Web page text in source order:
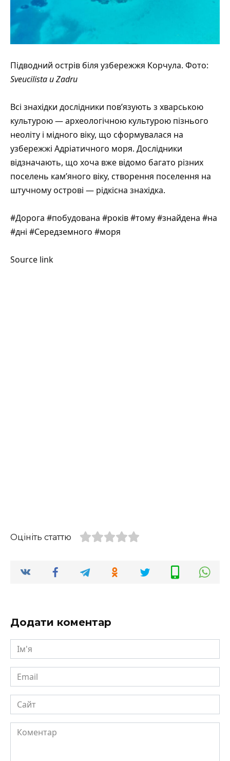
Підводний острів біля узбережжя Корчула. Фото:
Sveuсilista u Zadru
Всі знахідки дослідники пов’язують з хварською
культурою — археологічною культурою пізнього
неоліту і мідного віку, що сформувалася на
узбережжі Адріатичного моря. Дослідники
відзначають, що хоча вже відомо багато різних
поселень кам’яного віку, створення поселення на
штучному острові — рідкісна знахідка.
#Дорога #побудована #років #тому #знайдена #на
#дні #Середземного #моря
Source link
Оцініть статтю
Додати коментар
Ім'я
Email
Сайт
Коментар